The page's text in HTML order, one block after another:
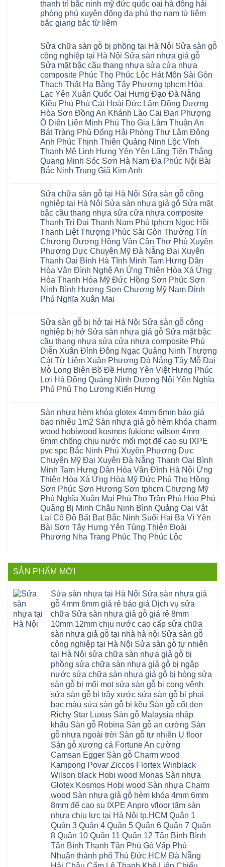
wood
Glotex
Kosmos
Hobi
wood
đế
cao
su
IXPE
Hưng
Yên
Sài
Gòn
Ân
Thi
Hoàng
Mai
Hào
Tiên
Lữ
Từ
Liêm
Phù
Cừ
Thanh
Xuân
Kim
Động
Văn
Giang
Cầu
Giấy
Văn
Lâm
tphcm
Khoái
Châu
8mm
10mm
12mm
chịu
nhà
hà
nội
Ziccos
Flortex
black
Hobi
wood
Glotex
Kosmos
Hobi
wood
Charm
wood
đế
cao
su
IXPE
Phú
Trì
Thanh
Xuân
Đoan
Hùng
Thanh
Ba
Giấy
Hạ
Hòa
Cẩm
Khê
Tây
Hồ
Yên
Lập
Thanh
Ninh
hưng
yên
Lâm
Thao
Tam
Nông
hải
phòng
Thanh
Thủy
Sửa
sàn
gỗ
công
Hà
Nội
Sửa
sàn
giả
cong
vênh
Sửa
mặt
bậc
cầu
thang
nhựa
sửa
cửa
composite
tpHCM
Hoài
Đức
Bình
Dương
Thủ
Đức
Thanh
Xuân
Thái
Nguyên
Phú
Thọ
Bắc
Giang
Long
Biên
Hải
Dương
Bắc
Ninh
Gia
Lâm
Nam
Hà
Nội
Hưng
Yên
Đông
Anh
Nam
Định
Sóc
Sơn
Ninh
Bình
Thái
Bình
Vĩnh
Phúc
Tây
Hồ
Thanh
Hóa
Đống
Đa
Nghệ
An
thanh trì bắc ninh mỹ đức quốc oai hà đông hải
phòng phú xuyên đống đa phú thọ nam từ liêm
bắc giang bắc từ liêm
bình
luận
ở
Sửa
sàn
gỗ
cong
vênh
tại
Hà
Nội
Sửa
sàn
gỗ
công
nghiệp
tại
Hà
Nội
nhựa
giả
gỗ
cong
vênh
Sửa
mặt
bậc
cầu
thang
nhựa
sửa
cửa
nhựa
composite
hoài
đức
đan
thanh
ứng
hòa
long
biên
sài
gòn
đông
anh
sóc
sơn
đà
nẵng
thanh
xuân
cầu
giấy
hoành
bồ
long
ninh
giang
hoàng
mai
quảng
ninh
tây
hồ
sơn
tây
thất
mê
đức
phòng
xuyên
giang
Sửa chữa sàn gỗ bị phồng tại Hà Nội Sửa sàn gỗ
công nghiệp tại Hà Nội Sửa sàn nhựa giả gỗ
Sửa mặt bậc cầu thang nhựa sửa cửa nhựa
composite Phúc Thọ Phúc Lộc Hát Môn Sài Gòn
Thạch Thất Hạ Bằng Tây Phương tphcm Hòa
Lạc Yên Xuân Quốc Oai Hưng Đạo Đà Nẵng
Kiều Phú Phú Cát Hoài Đức Lâm Đồng Dương
Hòa Sơn Đồng An Khánh Lào Cai Đan Phượng
Ô Diên Liên Minh Phú Thọ Gia Lâm Thuận An
Bát Tràng Phù Đổng Hải Phòng Thư Lâm Đông
Anh Phúc Thịnh Thiên Quảng Ninh Lộc Vĩnh
Thanh Mê Linh Hưng Yên Yên Lãng Tiến Thắng
Quang Minh Sóc Sơn Hà Nam Đa Phúc Nội Bài
Bắc Ninh Trung Giã Kim Anh
bình
luận
ở
Sửa
chữa
sàn
bị
phồng
tại
Hà
Sửa
sàn
gỗ
công
nghiệp
Nội
Sửa
sàn
nhựa
giả
gỗ
Sửa
mặt
bậc
cầu
thang
nhựa
nhựa
composite
Phúc
Thọ
Phúc
Lộc
Hát
Môn
Sài
Gòn
Thạch
Thất
Hạ
Bằng
Tây
Phương
tphcm
Hòa
Lạc
Yên
Xuân
Đạo
Đà
Nẵng
Hoài
Đồng
Đồng
Khánh
Phượng
Thuận
Tràng
Phòng
Đông
Phúc
Thịnh
Quảng
Sửa chữa sàn gỗ tại Hà Nội Sửa sàn gỗ công
nghiệp tại Hà Nội Sửa sàn nhựa giả gỗ Sửa mặt
bậc cầu thang nhựa sửa cửa nhựa composite
Thanh Trì Đại Thanh Nam Phù tphcm Ngọc Hồi
Thanh Liệt Thượng Phúc Sài Gòn Thường Tín
Chương Dương Hồng Vân Cần Thơ Phú Xuyên
Phượng Dực Chuyên Mỹ Đà Nẵng Đại Xuyên
Thanh Oai Bình Hà Tĩnh Minh Tam Hưng Dân
Hòa Vân Đình Nghệ An Ứng Thiên Hòa Xá Ứng
Hòa Thanh Hóa Mỹ Đức Hồng Sơn Phúc Sơn
Ninh Bình Hương Sơn Chương Mỹ Nam Định
Phú Nghĩa Xuân Mai
bình
luận
ở
Sửa
chữa
sàn
gỗ
tại
Hà
Nội
Sửa
nghiệp
tại
Nội
Sửa
nhựa
giả
gỗ
Sửa
mặt
bậc
cầu
thang
nhựa
sửa
cửa
nhựa
composite
Thanh
Nam
Phù
Thanh
Thượng
Phúc
Thường
Dương
Hồng
Xuyên
Phượng
Chuyên
Nẵng
Xuyên
Thanh
Nghệ
Thiên
Sửa sàn gỗ bị hở tại Hà Nội Sửa sàn gỗ công
nghiệp bị hở Sửa sàn nhựa giả gỗ Sửa mặt bậc
cầu thang nhựa sửa cửa nhựa composite Phú
Diễn Xuân Đỉnh Đông Ngạc Quảng Ninh Thượng
Cát Từ Liêm Xuân Phương Đà Nẵng Tây Mỗ Đại
Mỗ Long Biên Bồ Đề Hưng Yên Việt Hưng Phúc
Lợi Hà Đông Quảng Ninh Dương Nội Yên Nghĩa
Phú Phú Thọ Lương Kiến Hưng
bình
luận
ở
Sửa
sàn
gỗ
bị
hở
tại
Hà
Nội
sàn
gỗ
công
nghiệp
hở
Sửa
sàn
Sửa
mặt
bậc
cầu
nhựa
nhựa
composite
Đông
Quảng
Thượng
Xuân
Phương
Nẵng
Hưng
Hưng
Đông
Quảng
Sàn nhựa hèm khóa glotex 4mm 6mm báo giá
bao nhiêu 1m2 Sàn nhựa giả gỗ hèm khóa charm
wood hobiwood kosmos fukione wilson 4mm
6mm chống chịu nước mối mọt đế cao su IXPE
pvc spc Bắc Ninh Phú Xuyên Phượng Dực
Chuyên Mỹ Đại Xuyên Đà Nẵng Thanh Oai Bình
Minh Tam Hưng Dân Hòa Vân Đình Hà Nội Ứng
Thiên Hòa Xá Ứng Hòa Mỹ Đức Phú Thọ Hồng
Sơn Phúc Sơn Hương Sơn tphcm Chương Mỹ
Phú Nghĩa Xuân Mai Phú Thọ Trần Phú Hòa Phú
Quảng Bị Minh Châu Ninh Bình Quảng Oai Vật
Lại Cổ Đô Bất Bạt Bắc Ninh Suối Hai Ba Vì Yên
Bài Sơn Tây Hưng Yên Tùng Thiện Đoài
Phương Nha Trang Phúc Thọ Phúc Lộc
luận
ở
glotex
4mm
nhiêu
charm
wood
hobiwood
kosmos
fukione
4mm
nước
Xuyên
Phượng
Chuyên
SẢN PHẨM MỚI
Sửa sàn nhựa tại Hà Nội Sửa sàn nhựa giả
gỗ 4mm 6mm giá rẻ báo giá Dịch vụ sửa
chữa Sửa sàn nhựa giả gỗ giá rẻ 8mm
10mm 12mm chịu nước cao cấp sửa chữa
sàn nhựa giả gỗ tại nhà hà nội Sửa sàn gỗ
công nghiệp tại Hà Nội Sửa sàn gỗ tự nhiên
tại Hà Nội sửa chữa sàn nhựa giả gỗ bị
phồng sửa chữa sàn nhựa giả gỗ bị ngập
nước sửa chữa sàn nhựa giả gỗ bị hỏng sửa
sàn gỗ bị mối mọt sửa sàn gỗ bị cong vênh
sửa sàn gỗ bị trầy xước sửa sàn gỗ bị phai
bạc màu sửa sàn gỗ bị kêu Sàn gỗ cốt đen
Richy Star Luxus Sàn gỗ Malaysia nhập
khẩu Sàn gỗ Robina Sàn gỗ an cường Sàn
gỗ nhựa ngoài trời Sàn gỗ tự nhiên U floor
Sàn gỗ xương cá Fortune An cường
Camsan Egger Sàn gỗ Charm wood
Kampong Povar Ziccos Flortex Winblack
Wilson black Hobi wood Monas Sàn nhựa
Glotex Kosmos Hobi wood Sàn nhựa Charm
wood Sàn nhựa giả gỗ hèm khóa 4mm 6mm
8mm đế cao su IXPE Anpro vfloor tấm sàn
nhựa chịu lực tại Hà Nội tp.HCM Quận 1
Quận 3 Quận 4 Quận 5 Quận 6 Quận 7 Quận
8 Quận 10 Quận 11 Quận 12 Tân Bình Bình
Tân Bình Thạnh Tân Phú Gò Vấp Phú
Nhuận thành phố Thủ Đức HCM Đà Nẵng